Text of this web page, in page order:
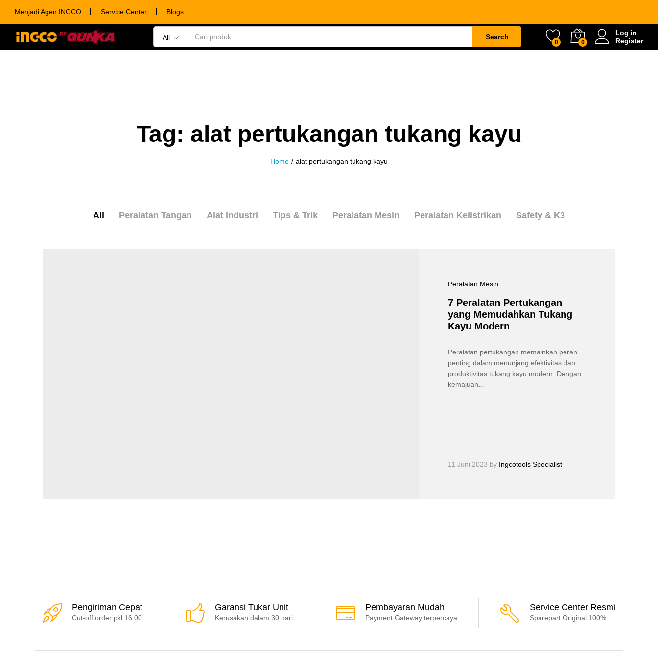
Menjadi Agen INGCO Service Center Blogs
All Search
0 0
Log in
Register
Tag: alat pertukangan tukang kayu
Home / alat pertukangan tukang kayu
All Peralatan Tangan Alat Industri Tips & Trik Peralatan Mesin Peralatan Kelistrikan Safety & K3
Peralatan Mesin
7 Peralatan Pertukangan
yang Memudahkan Tukang
Kayu Modern
Peralatan pertukangan memainkan peran
penting dalam menunjang efektivitas dan
produktivitas tukang kayu modern. Dengan
kemajuan…
11 Juni 2023 by Ingcotools Specialist
Pengiriman Cepat
Cut-off order pkl 16.00
Garansi Tukar Unit
Kerusakan dalam 30 hari
Pembayaran Mudah
Payment Gateway terpercaya
Service Center Resmi
Sparepart Original 100%